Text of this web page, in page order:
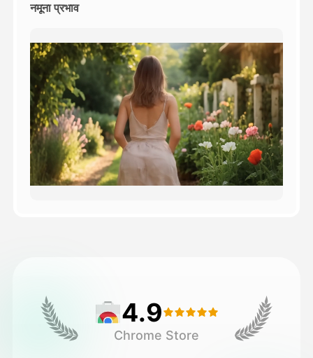
नमूना प्रभाव
4.9
Chrome Store